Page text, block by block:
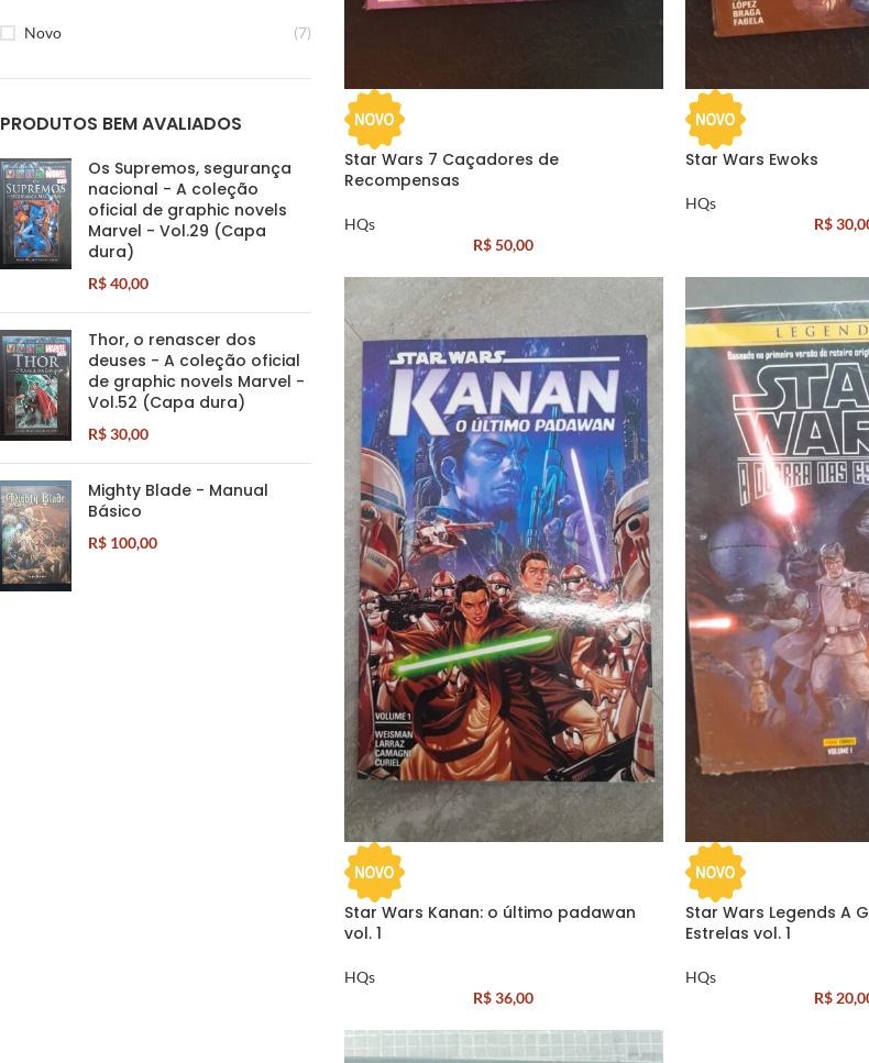
Novo (7)
PRODUTOS BEM AVALIADOS
Os Supremos, segurança
nacional - A coleção
oficial de graphic novels
Marvel - Vol.29 (Capa
dura)
R$40,00
Thor, o renascer dos
deuses - A coleção oficial
de graphic novels Marvel -
Vol.52 (Capa dura)
R$30,00
Mighty Blade - Manual
Básico
R$ 100,00
Star Wars 7 Caçadores de
Recompensas
HQs
R$50,00
Star Wars Ewoks
HQs
R$
Star Wars Kanan: o último padawan
vol. 1
HQs
R$36,00
Star Wars Legends A
Estrelas vol. 1
HQs
R$